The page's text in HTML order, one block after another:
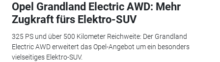
Opel Grandland Electric AWD: Mehr
Zugkraft fürs Elektro-SUV
325 PS und über 500 Kilometer Reichweite: Der Grandland
Electric AWD erweitert das Opel-Angebot um ein besonders
vielseitiges Elektro-SUV.